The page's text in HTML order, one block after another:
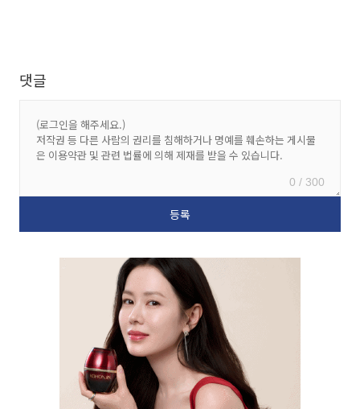
댓글
0 / 300